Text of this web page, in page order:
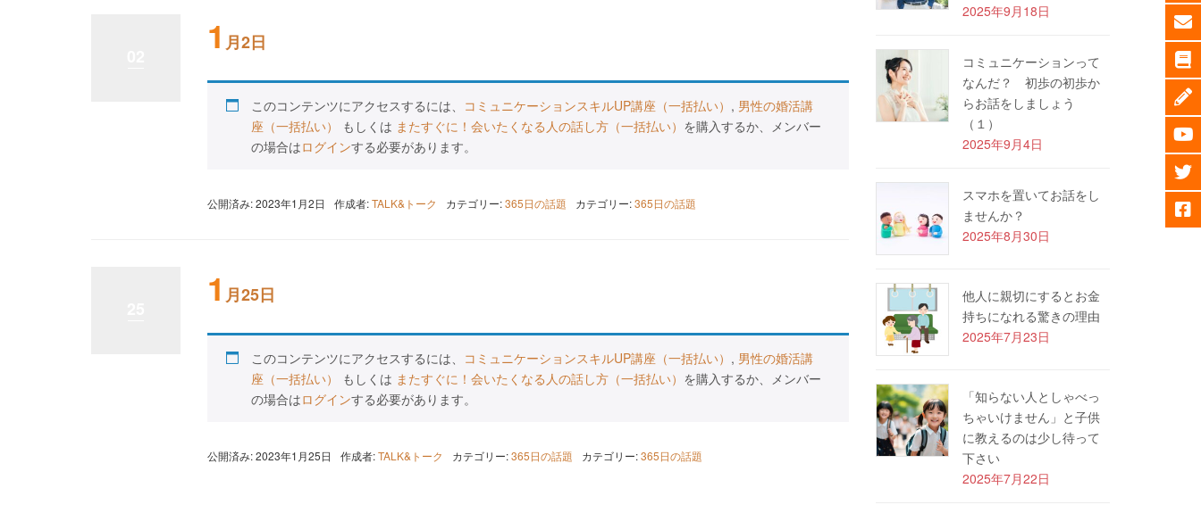
1 月2日
このコンテンツにアクセスするには、 コミュニケーションスキルUP講座（一括払い） , 男性の婚活講
座（一括払い）
もしくは またすぐに！会いたくなる人の話し方（一括払い） を購入するか、メンバー
の場合はログインする必要があります。
公開済み: 2023年1月2日 作成者:TALK&トーク カテゴリー:365日の話題 カテゴリー:365日の話題
1 月25日
このコンテンツにアクセスするには、 コミュニケーションスキルUP講座（一括払い） , 男性の婚活講
座（一括払い）
もしくは またすぐに！会いたくなる人の話し方（一括払い） を購入するか、メンバー
の場合はログインする必要があります。
公開済み: 2023年1月25日 作成者:TALK&トーク カテゴリー:365日の話題 カテゴリー:365日の話題
2025年9月18日
コミュニケーションって
なんだ？ 初歩の初歩か
らお話をしましょう
（１）
2025年9月4日
スマホを置いてお話をし
ませんか？
2025年8月30日
他人に親切にするとお金
持ちになれる驚きの理由
2025年7月23日
「知らない人としゃべっ
ちゃいけません」と子供
に教えるのは少し待って
下さい
2025年7月22日